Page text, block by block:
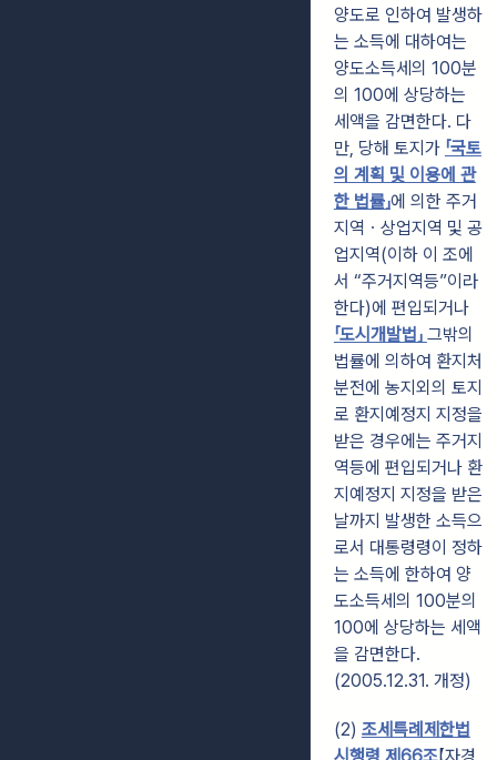
양도로 인하여 발생하
는 소득에 대하여는
양도소득세의 100분
의 100에 상당하는
세액을 감면한다. 다
만, 당해 토지가 「국토
의 계획 및 이용에 관
한 법률」에 의한 주거
지역ㆍ상업지역 및 공
업지역(이하 이 조에
서 “주거지역등”이라
한다)에 편입되거나
「도시개발법」 그밖의
법률에 의하여 환지처
분전에 농지외의 토지
로 환지예정지 지정을
받은 경우에는 주거지
역등에 편입되거나 환
지예정지 지정을 받은
날까지 발생한 소득으
로서 대통령령이 정하
는 소득에 한하여 양
도소득세의 100분의
100에 상당하는 세액
을 감면한다.
(2005.12.31. 개정)
(2) 조세특례제한법